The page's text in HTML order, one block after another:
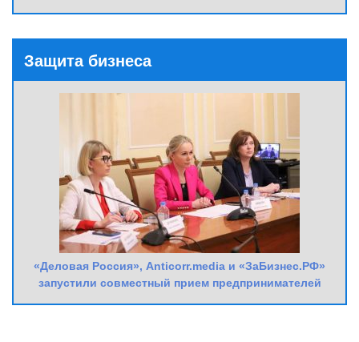
Защита бизнеса
«Деловая Россия», Anticorr.media и «ЗаБизнес.РФ»
запустили совместный прием предпринимателей